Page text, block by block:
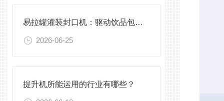
易拉罐灌装封口机：驱动饮品包装线效率的核心力量
2026-06-25
提升机所能运用的行业有哪些？